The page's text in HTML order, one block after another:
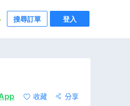
搜尋訂單 登入
收藏
分享